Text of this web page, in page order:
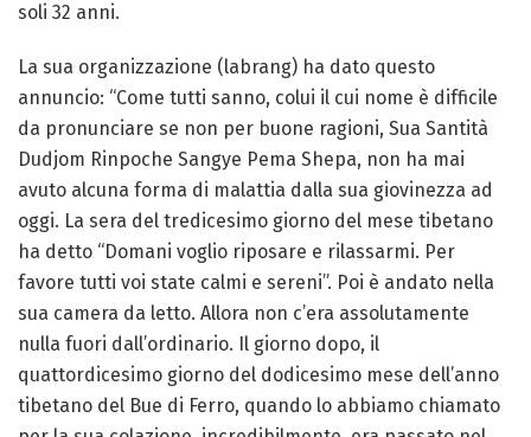
soli 32 anni.
La sua organizzazione (labrang) ha dato questo
annuncio: “Come tutti sanno, colui il cui nome è difficile
da pronunciare se non per buone ragioni, Sua Santità
Dudjom Rinpoche Sangye Pema Shepa, non ha mai
avuto alcuna forma di malattia dalla sua giovinezza ad
oggi. La sera del tredicesimo giorno del mese tibetano
ha detto “Domani voglio riposare e rilassarmi. Per
favore tutti voi state calmi e sereni”. Poi è andato nella
sua camera da letto. Allora non c’era assolutamente
nulla fuori dall’ordinario. Il giorno dopo, il
quattordicesimo giorno del dodicesimo mese dell’anno
tibetano del Bue di Ferro, quando lo abbiamo chiamato